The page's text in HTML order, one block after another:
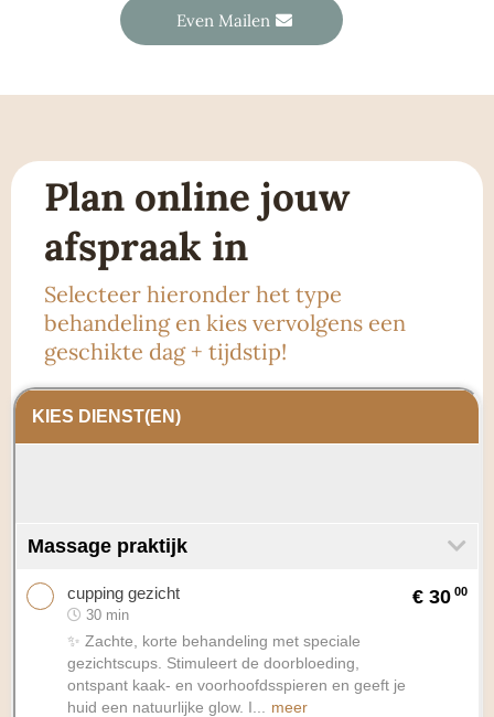
Even Mailen
Plan online jouw
afspraak in
Selecteer hieronder het type
behandeling en kies vervolgens een
geschikte dag + tijdstip!